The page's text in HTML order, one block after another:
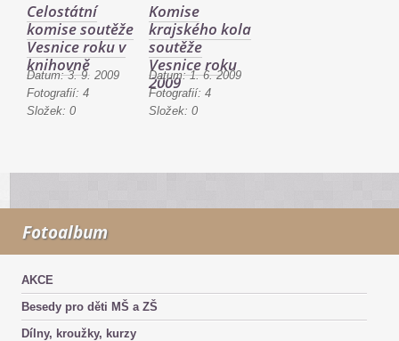
Celostátní
komise soutěže
Vesnice roku v
knihovně
Datum:3. 9. 2009
Fotografií: 4
Složek: 0
Komise
krajského kola
soutěže
Vesnice roku
2009
Datum:1. 6. 2009
Fotografií: 4
Složek: 0
Fotoalbum
AKCE
Besedy pro děti MŠ a ZŠ
Dílny, kroužky, kurzy